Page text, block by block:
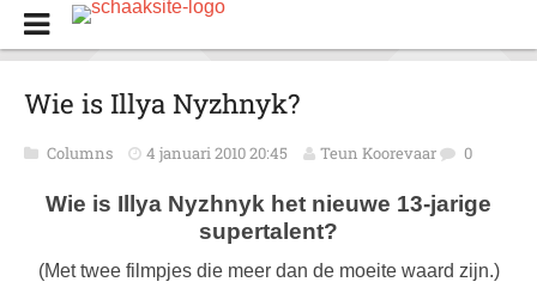
Wie is Illya Nyzhnyk?
Columns 4 januari 2010 20:45 Teun Koorevaar 0
Wie is Illya Nyzhnyk het nieuwe 13-jarige
supertalent?
(Met twee filmpjes die meer dan de moeite waard zijn.)